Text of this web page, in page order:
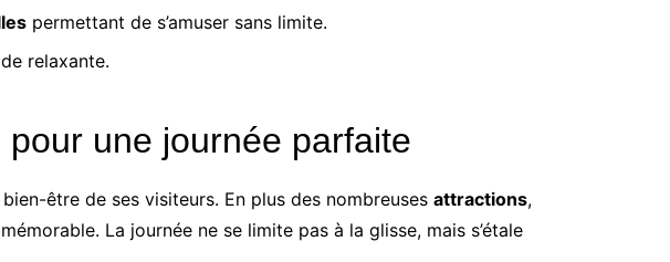
permettant de s’amuser sans limite.
relaxante.
une journée parfaite
être de ses visiteurs. En plus des nombreuses attractions,
La journée ne se limite pas à la glisse, mais s’étale